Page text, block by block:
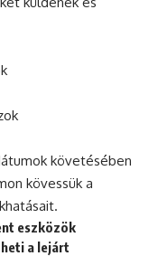
követésében
kövessük a
eszközök
a lejárt